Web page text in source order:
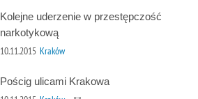
Kolejne uderzenie w przestępczość
narkotykową
10.11.2015 Kraków
Pościg ulicami Krakowa